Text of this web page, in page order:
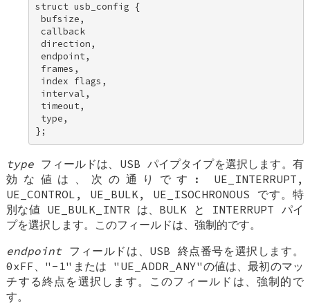
struct usb_config {
bufsize,
callback
direction,
endpoint,
frames,
index flags,
interval,
timeout,
type,
type フィールドは、USB パイプタイプを選択します。有
効な値は、次の通りです: UE_INTERRUPT,
UE_CONTROL, UE_BULK, UE_ISOCHRONOUS です。特
別な値 UE_BULK_INTR は、BULK と INTERRUPT パイ
プを選択します。このフィールドは、強制的です。
endpointフィールドは、USB 終点番号を選択します。
0xFF、"-1"または "UE_ADDR_ANY"の値は、最初のマッ
チする終点を選択します。このフィールドは、強制的で
す。